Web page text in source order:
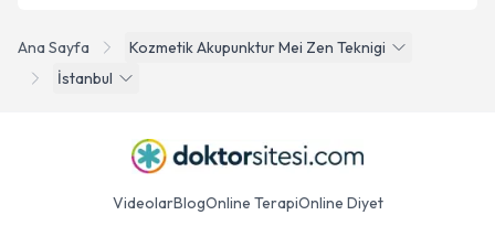
Ana Sayfa
Kozmetik Akupunktur Mei Zen Teknigi
İstanbul
VideolarBlogOnline TerapiOnline Diyet